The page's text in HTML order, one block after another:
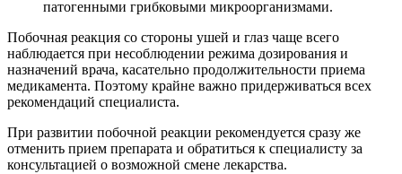
патогенными грибковыми микроорганизмами.
Побочная реакция со стороны ушей и глаз чаще всего
наблюдается при несоблюдении режима дозирования и
назначений врача, касательно продолжительности приема
медикамента. Поэтому крайне важно придерживаться всех
рекомендаций специалиста.
При развитии побочной реакции рекомендуется сразу же
отменить прием препарата и обратиться к специалисту за
консультацией о возможной смене лекарства.